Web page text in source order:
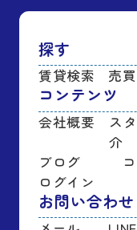
探す
賃貸検索 売
コンテンツ
会社概要
ス
介
ブログ
ログイン
お問い合わせ